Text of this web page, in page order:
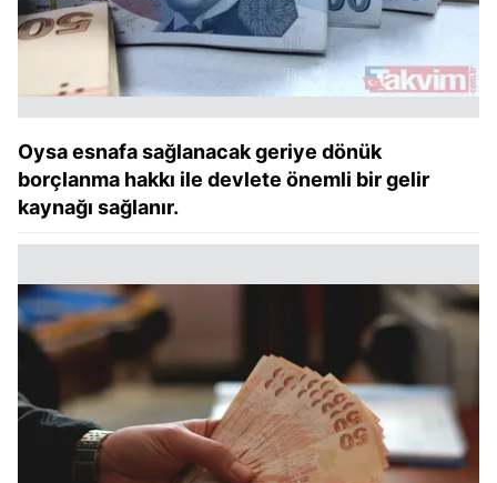
Oysa esnafa sağlanacak geriye dönük
borçlanma hakkı ile devlete önemli bir gelir
kaynağı sağlanır.